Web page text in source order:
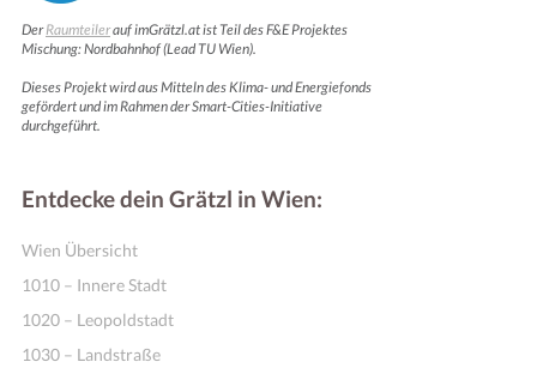
DerRaumteilerauf imGrätzl.at ist Teil des F&E Projektes
Mischung: Nordbahnhof (Lead TU Wien).
Dieses Projekt wird aus Mitteln des Klima- und Energiefonds
gefördert und im Rahmen der Smart-Cities-Initiative
durchgeführt.
Entdecke dein Grätzl in Wien:
Wien Übersicht
1010 – Innere Stadt
1020 – Leopoldstadt
1030 – Landstraße